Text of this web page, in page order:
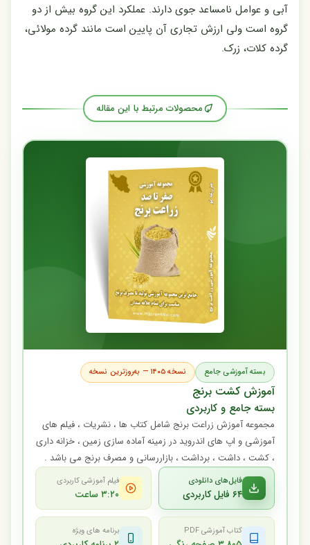
آبی و عوامل نامساعد جوی دارند. عملکرد این گروه بیش از دو
گروه است ولى ارزش تجاری آن پایین است مانند گرده مولائی،
گرده کلات، زرک.
محصولات مرتبط با این مقاله
بسته آموزشی جامع نسخه ۱۴۰۵ — به‌روزترین نسخه
آموزش کشت برنج
بسته جامع و کاربردی
مجموعه آموزش زراعت برنج شامل کتاب ها ، نشریات ، فیلم های
آموزشی و اپ های اندروید در زمینه آماده سازی زمین ، خزانه داری
، کشت ، داشت ، برداشت ، بازاررسانی و مصرف برنج می باشد .
فایل‌های دانلودی
۶۴ فایل کاربردی
فیلم آموزشی کاربردی
۳:۲۰ ساعت
کتاب آموزشی PDF برنامه های ویژه